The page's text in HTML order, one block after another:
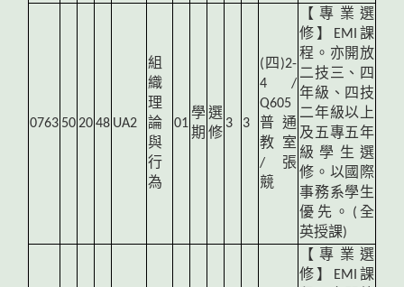
0763 502048 UA2
組
織
理
論
與
行
為
01
學
期
選
修
3 3
( 四)2-
4 /
Q605
普通
教室
/ 張
競
【專業選
修】EMI課
程。亦開放
二技三、四
年級、四技
二年級以上
及五專五年
級學生選
修。以國際
事務系學生
優先。(全
英授課)
【專業選
修】EMI課